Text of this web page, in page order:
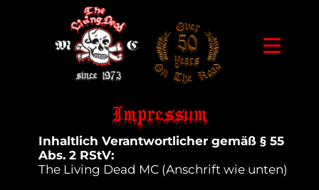
Impressum
Inhaltlich Verantwortlicher gemäß § 55
Abs. 2 RStV:
The Living Dead MC (Anschrift wie unten)